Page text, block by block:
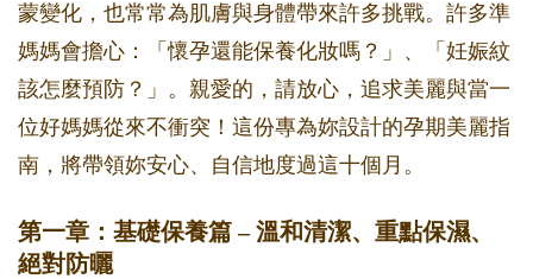
蒙變化，也常常為肌膚與身體帶來許多挑戰。許多準
媽媽會擔心：「懷孕還能保養化妝嗎？」、「妊娠紋
該怎麼預防？」。親愛的，請放心，追求美麗與當一
位好媽媽從來不衝突！這份專為妳設計的孕期美麗指
南，將帶領妳安心、自信地度過這十個月。
第一章：基礎保養篇 – 溫和清潔、重點保濕、
絕對防曬